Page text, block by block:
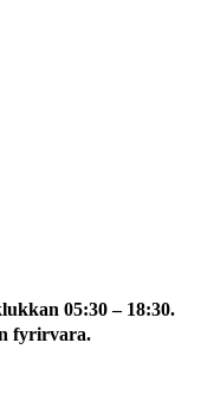
05:30 – 18:30.
fyrirvara.